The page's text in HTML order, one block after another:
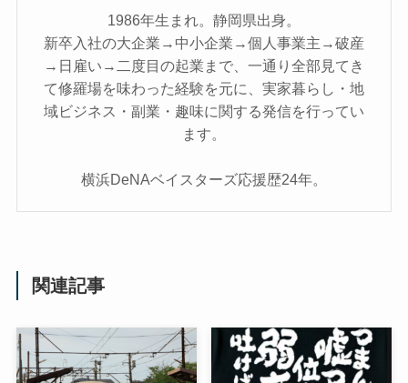
1986年生まれ。静岡県出身。
新卒入社の大企業→中小企業→個人事業主→破産
→日雇い→二度目の起業まで、一通り全部見てき
て修羅場を味わった経験を元に、実家暮らし・地
域ビジネス・副業・趣味に関する発信を行ってい
ます。
横浜DeNAベイスターズ応援歴24年。
関連記事